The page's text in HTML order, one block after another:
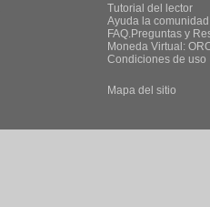
Tutorial del lector
Ayuda la
FAQ.Preguntas y
Moneda Virtual:
Condiciones de uso
Mapa del sitio